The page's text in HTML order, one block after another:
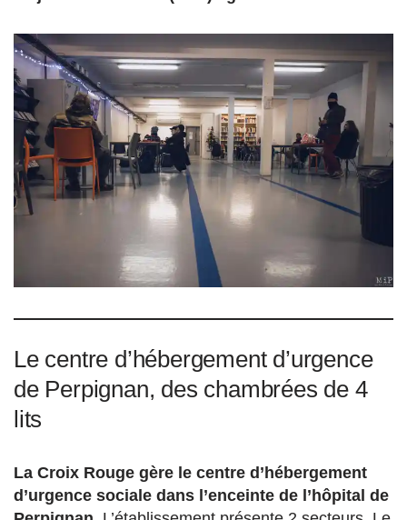
Le centre d’hébergement d’urgence
de Perpignan, des chambrées de 4
lits
La Croix Rouge gère le centre d’hébergement
d’urgence sociale dans l’enceinte de l’hôpital de